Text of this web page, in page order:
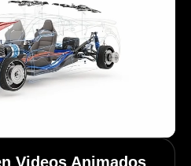
Videos Animados